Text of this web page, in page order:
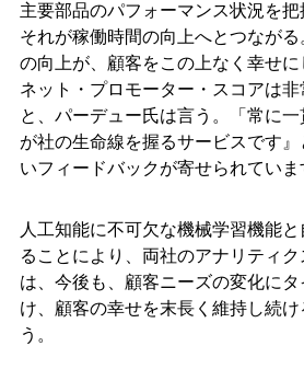
主要部品のパフォーマンス状況を把
それが稼働時間の向上へとつなが
の向上が、顧客をこの上なく幸せ
ネット・プロモーター・スコアは非
と、パーデュー氏は言う。「常に
が社の生命線を握るサービスです
いフィードバックが寄せられていま
人工知能に不可欠な機械学習機能
ることにより、両社のアナリティ
は、今後も、顧客ニーズの変化に
け、顧客の幸せを末長く維持し続
う。